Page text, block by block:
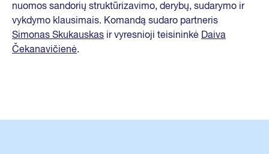
nuomos sandorių struktūrizavimo, derybų, sudarymo ir
vykdymo klausimais. Komandą sudaro partneris
Simonas Skukauskas ir vyresnioji teisininkė Daiva
Čekanavičienė.